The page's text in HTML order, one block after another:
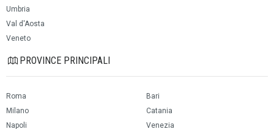
Umbria
Val d'Aosta
Veneto
PROVINCE PRINCIPALI
Roma
Milano
Napoli
Bari
Catania
Venezia